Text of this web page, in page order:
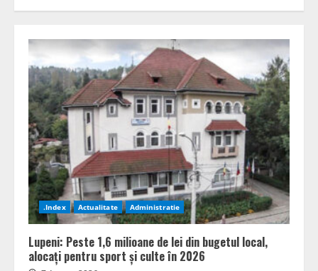
.Index Actualitate Administratie
Lupeni: Peste 1,6 milioane de lei din bugetul local,
alocați pentru sport și culte în 2026